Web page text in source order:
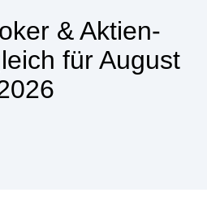
& Aktien-
für August